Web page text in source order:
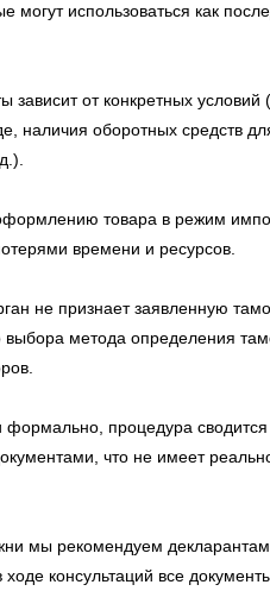
использоваться как
от конкретных условий
наличия оборотных средств
товара в режим
времени и ресурсов.
не признает заявленную
выбора метода определения
формально, процедура
что не имеет
мы рекомендуем декларантам
консультаций все